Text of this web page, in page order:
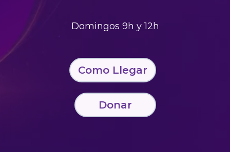
Domingos 9h y 12h
Como Llegar
Donar